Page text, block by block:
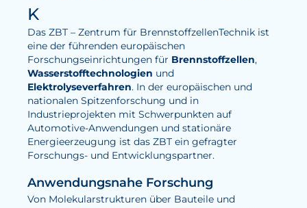
Wasserstoff
Elektrolyse
Leistungen
Entwicklung
Herstellungsverfahren
Mess- und Prüfverfahren
Beratung und Studien
Modellierung & Simulation
K
Das ZBT – Zentrum für BrennstoffzellenTechnik ist
eine der führenden europäischen
Forschungseinrichtungen für Brennstoffzellen,
Wasserstofftechnologien und
Elektrolyseverfahren. In der europäischen und
nationalen Spitzenforschung und in
Industrieprojekten mit Schwerpunkten auf
Automotive-Anwendungen und stationäre
Energieerzeugung ist das ZBT ein gefragter
Forschungs- und Entwicklungspartner.
Anwendungsnahe Forschung
Von Molekularstrukturen über Bauteile und